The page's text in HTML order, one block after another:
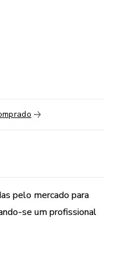
pelo mercado para
se um profissional